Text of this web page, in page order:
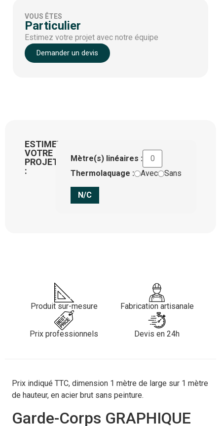
VOUS ÊTES
Particulier
Estimez votre projet avec notre équipe
Demander un devis
ESTIMEZ
VOTRE
PROJET
:
Mètre(s) linéaires :
Thermolaquage :
Avec Sans
N/C
Produit sur-mesure Fabrication artisanale
Prix professionnels Devis en 24h
Prix indiqué TTC, dimension 1 mètre de large sur 1 mètre
de hauteur, en acier brut sans peinture.
Garde-Corps GRAPHIQUE